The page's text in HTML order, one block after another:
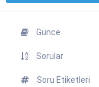
Günce
Sorular
Soru Etiketleri